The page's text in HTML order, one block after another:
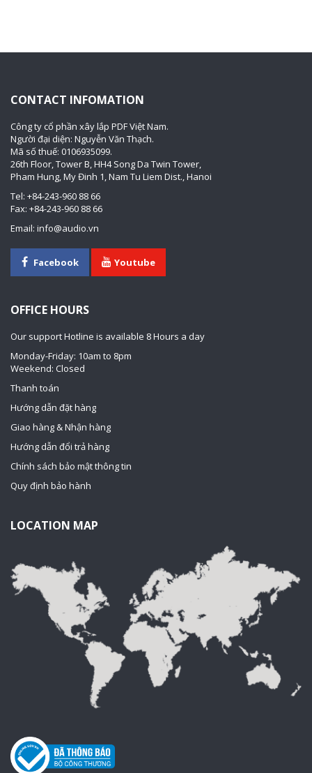
CONTACT INFOMATION
Công ty cổ phần xây lắp PDF Việt Nam.
Người đại diện: Nguyễn Văn Thạch.
Mã số thuế: 0106935099.
26th Floor, Tower B, HH4 Song Da Twin Tower,
Pham Hung, My Đinh 1, Nam Tu Liem Dist., Hanoi
Tel: +84-243-960 88 66
Fax: +84-243-960 88 66
Email: info@audio.vn
Facebook Youtube
OFFICE HOURS
Our support Hotline is available 8 Hours a day
Monday-Friday: 10am to 8pm
Weekend: Closed
Thanh toán
Hướng dẫn đặt hàng
Giao hàng & Nhận hàng
Hướng dẫn đổi trả hàng
Chính sách bảo mật thông tin
Quy định bảo hành
LOCATION MAP